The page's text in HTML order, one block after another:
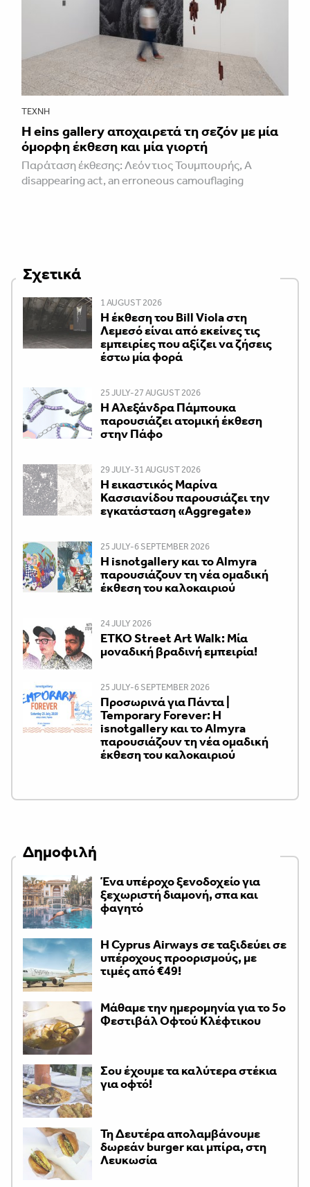
ΤΈΧΝΗ
H eins gallery αποχαιρετά τη σεζόν με μία
όμορφη έκθεση και μία γιορτή
Παράταση έκθεσης: Λεόντιος Τουμπουρής, A
disappearing act, an erroneous camouflaging
Σχετικά
1 AUGUST 2026
Η έκθεση του Bill Viola στη
Λεμεσό είναι από εκείνες τις
εμπειρίες που αξίζει να ζήσεις
έστω μία φορά
25 JULY-27 AUGUST 2026
Η Αλεξάνδρα Πάμπουκα
παρουσιάζει ατομική έκθεση
στην Πάφο
29 JULY-31 AUGUST 2026
Η εικαστικός Μαρίνα
Κασσιανίδου παρουσιάζει την
εγκατάσταση «Aggregate»
25 JULY-6 SEPTEMBER 2026
Η isnotgallery και το Almyra
παρουσιάζουν τη νέα ομαδική
έκθεση του καλοκαιριού
24 JULY 2026
ETKO Street Art Walk: Μία
μοναδική βραδινή εμπειρία!
25 JULY-6 SEPTEMBER 2026
Προσωρινά για Πάντα |
Temporary Forever: Η
isnotgallery και το Almyra
παρουσιάζουν τη νέα ομαδική
έκθεση του καλοκαιριού
Δημοφιλή
Ένα υπέροχο ξενοδοχείο για
ξεχωριστή διαμονή, σπα και
φαγητό
H Cyprus Airways σε ταξιδεύει σε
υπέροχους προορισμούς, με
τιμές από €49!
Μάθαμε την ημερομηνία για το 5ο
Φεστιβάλ Οφτού Κλέφτικου
Σου έχουμε τα καλύτερα στέκια
για οφτό!
Τη Δευτέρα απολαμβάνουμε
δωρεάν burger και μπίρα, στη
Λευκωσία